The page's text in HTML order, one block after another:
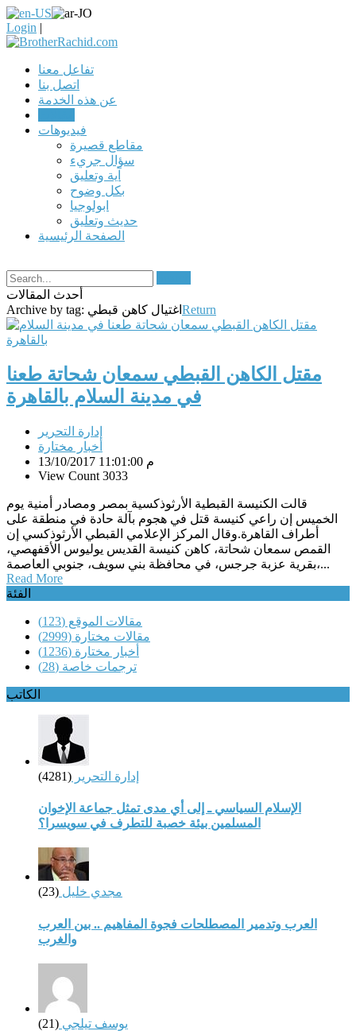
Login |
تفاعل معنا
اتصل بنا
عن هذه الخدمة
فيديوهات
مقاطع قصيرة
سؤال جريء
آية وتعليق
بكل وضوح
ابولوجيا
حديث وتعليق
الصفحة الرئيسية
أحدث المقالات
Archive by tag: اغتيال كاهن قبطي Return
مقتل الكاهن القبطي سمعان شحاتة طعنا
في مدينة السلام بالقاهرة
إدارة التحرير
أخبار مختارة
13/10/2017 11:01:00 م
View Count 3033
قالت الكنيسة القبطية الأرثوذكسية بمصر ومصادر أمنية يوم
الخميس إن راعي كنيسة قتل في هجوم بآلة حادة في منطقة على
أطراف القاهرة.وقال المركز الإعلامي القبطي الأرثوذكسي إن
القمص سمعان شحاتة، كاهن كنيسة القديس يوليوس الأقفهصي،
بقرية عزبة جرجس، في محافظة بني سويف، جنوبي العاصمة،...
Read More
الفئة
مقالات الموقع (123)
مقالات مختارة (2999)
أخبار مختارة (1236)
ترجمات خاصة (28)
الكاتب
إدارة التحرير (4281)
الإسلام السياسي ـ إلى أي مدى تمثل جماعة الإخوان
المسلمين بيئة خصبة للتطرف في سويسرا؟
مجدي خليل (23)
العرب وتدمير المصطلحات فجوة المفاهيم .. بين العرب
والغرب
يوسف تيلجي (21)